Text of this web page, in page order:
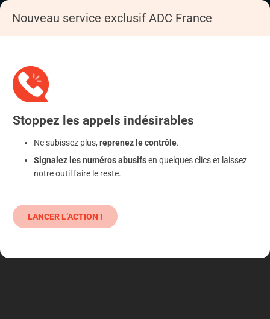
Nouveau service exclusif ADC France
Stoppez les appels indésirables
Ne subissez plus, reprenez le contrôle.
Signalez les numéros abusifsen quelques clics et laissez
notre outil faire le reste.
LANCER L’ACTION !